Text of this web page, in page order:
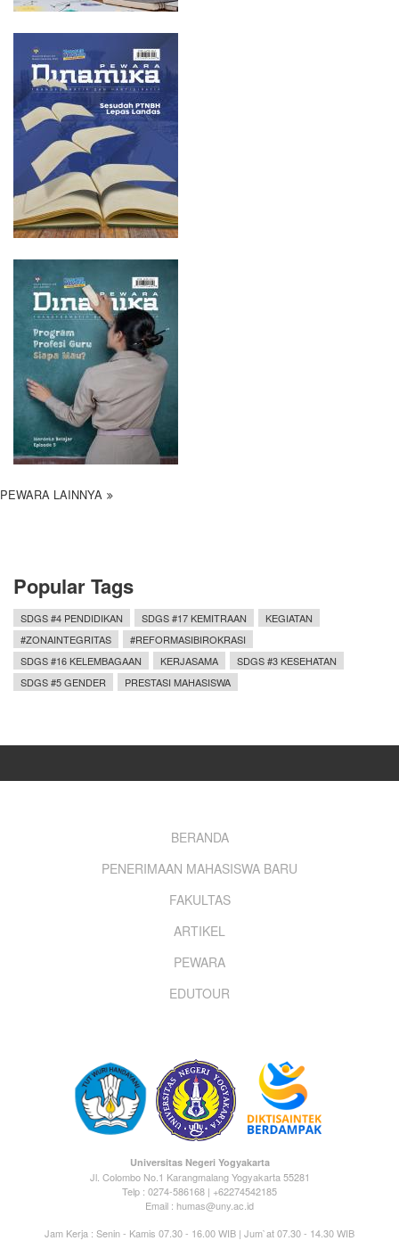
PEWARA LAINNYA
Popular Tags
SDGS #4 PENDIDIKAN SDGS #17 KEMITRAAN
KEGIATAN
#ZONAINTEGRITAS
#REFORMASIBIROKRASI
SDGS #16 KELEMBAGAAN
KERJASAMA
SDGS #3 KESEHATAN
SDGS #5 GENDER
PRESTASI MAHASISWA
BERANDA
PENERIMAAN MAHASISWA BARU
FAKULTAS
ARTIKEL
PEWARA
EDUTOUR
Universitas Negeri Yogyakarta
Jl. Colombo No.1 Karangmalang Yogyakarta 55281
Telp : 0274-586168 | +62274542185
Email : humas@uny.ac.id
Jam Kerja : Senin - Kamis 07.30 - 16.00 WIB | Jum`at 07.30 - 14.30 WIB